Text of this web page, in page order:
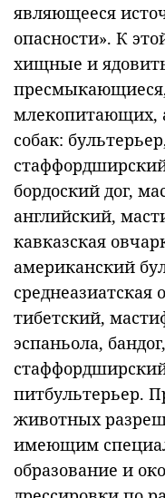
являющееся
опасности». К
хищные и
млекопитающих,
собак:
бордоский дог,
английский,
кавказская
американский
среднеазиатская
тибетский,
эспаньола,
питбультерьер.
животных
имеющим
образование и